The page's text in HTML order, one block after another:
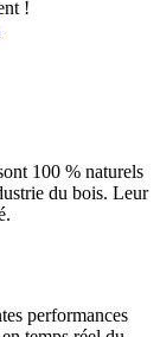
!
100 % naturels
du bois. Leur
performances